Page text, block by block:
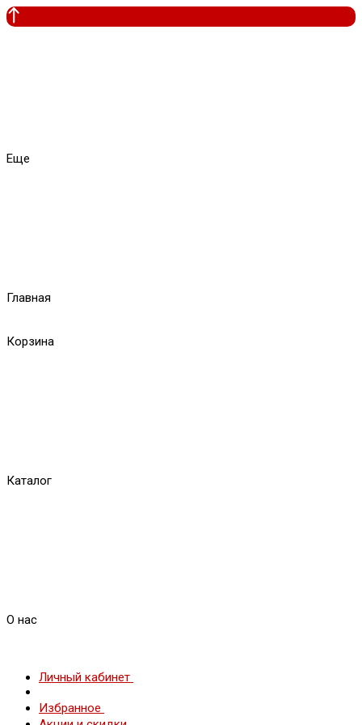
Еще
Главная
Корзина
Каталог
О нас
Личный кабинет
Избранное